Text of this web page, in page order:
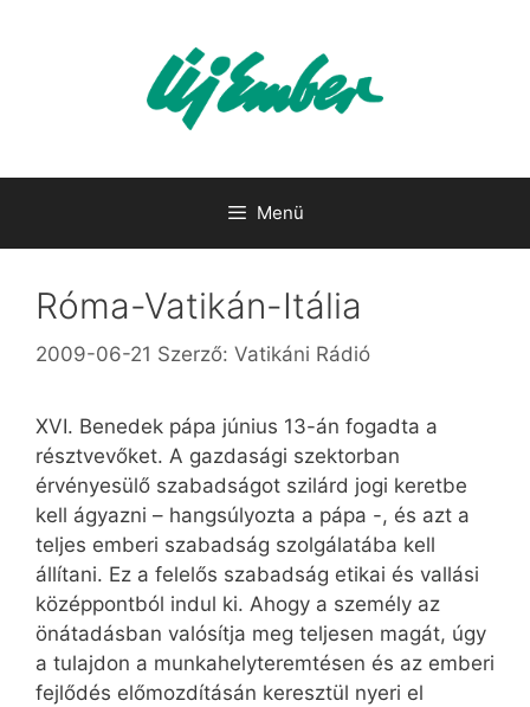
Menü
Róma-Vatikán-Itália
2009-06-21 Szerző: Vatikáni Rádió
XVI. Benedek pápa június 13-án fogadta a
résztvevőket. A gazdasági szektorban
érvényesülő szabadságot szilárd jogi keretbe
kell ágyazni – hangsúlyozta a pápa -, és azt a
teljes emberi szabadság szolgálatába kell
állítani. Ez a felelős szabadság etikai és vallási
középpontból indul ki. Ahogy a személy az
önátadásban valósítja meg teljesen magát, úgy
a tulajdon a munkahelyteremtésen és az emberi
fejlődés előmozdításán keresztül nyeri el